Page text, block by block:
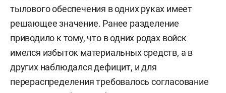
тылового обеспечения в одних руках имеет
решающее значение. Ранее разделение
приводило к тому, что в одних родах войск
имелся избыток материальных средств, а в
других наблюдался дефицит, и для
перераспределения требовалось согласование